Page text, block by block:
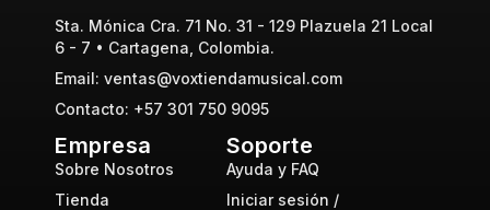
Sta. Mónica Cra. 71 No. 31 - 129 Plazuela 21 Local
6 - 7 • Cartagena, Colombia.
Email: ventas@voxtiendamusical.com
Contacto: +57 301 750 9095
Empresa
Sobre Nosotros
Tienda
Soporte
Ayuda y FAQ
Iniciar sesión /